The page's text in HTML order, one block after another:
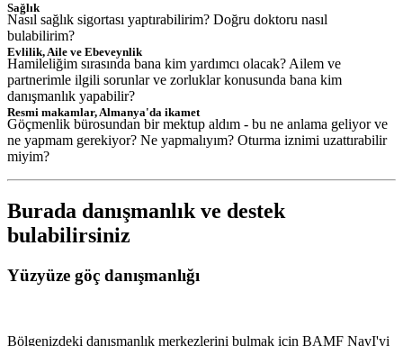
Sağlık
Nasıl sağlık sigortası yaptırabilirim? Doğru doktoru nasıl
bulabilirim?
Evlilik, Aile ve Ebeveynlik
Hamileliğim sırasında bana kim yardımcı olacak? Ailem ve
partnerimle ilgili sorunlar ve zorluklar konusunda bana kim
danışmanlık yapabilir?
Resmi makamlar, Almanya'da ikamet
Göçmenlik bürosundan bir mektup aldım - bu ne anlama geliyor ve
ne yapmam gerekiyor? Ne yapmalıyım? Oturma iznimi uzattırabilir
miyim?
Burada danışmanlık ve destek
bulabilirsiniz
Yüzyüze göç danışmanlığı
Bölgenizdeki danışmanlık merkezlerini bulmak için BAMF NavI'yi